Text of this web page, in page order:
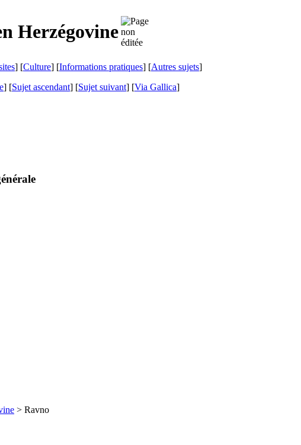
Herzégovine
] [Culture] [Informations pratiques] [Autres sujets]
] [Sujet ascendant] [Sujet suivant] [Via Gallica]
> Ravno